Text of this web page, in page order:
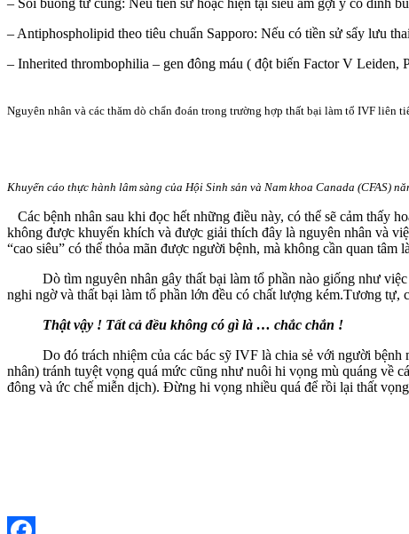
– Soi buồng tử cung: Nếu tiền sử hoặc hiện tại siêu âm gợi ý có dính
– Antiphospholipid theo tiêu chuẩn Sapporo: Nếu có tiền sử sẩy lưu
– Inherited thrombophilia – gen đông máu ( đột biến Factor V
Nguyên nhân và các thăm dò chẩn đoán trong trường hợp thất bại làm tổ IVF liên
Khuyến cáo thực hành lâm sàng của Hội Sinh sản và Nam khoa Canada (CFAS)
Các bệnh nhân sau khi đọc hết những điều này, có thể sẽ cảm thấy
không được khuyến khích và được giải thích đây là nguyên nhân và
“cao siêu” có thể thỏa mãn được người bệnh, mà không cần quan
Dò tìm nguyên nhân gây thất bại làm tổ phần nào giống như việc
nghi ngờ và thất bại làm tổ phần lớn đều có chất lượng kém.Tương
Thật vậy ! Tất cả đều không có gì là … chắc chắn !
Do đó trách nhiệm của các bác sỹ IVF là chia sẻ với người bệnh
nhân) tránh tuyệt vọng quá mức cũng như nuôi hi vọng mù quáng về
đông và ức chế miễn dịch). Đừng hi vọng nhiều quá để rồi lại thất